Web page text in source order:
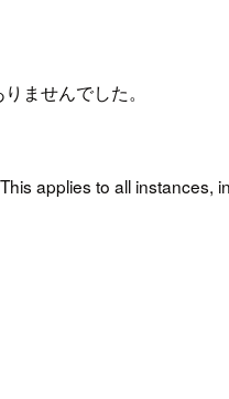
ませんでした。
applies to all instances,